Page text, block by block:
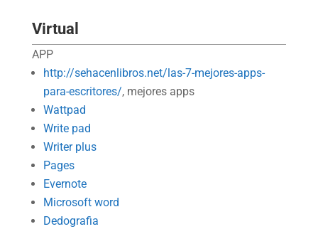
Virtual
APP
http://sehacenlibros.net/las-7-mejores-apps-
para-escritores/, mejores apps
Wattpad
Write pad
Writer plus
Pages
Evernote
Microsoft word
Dedografia